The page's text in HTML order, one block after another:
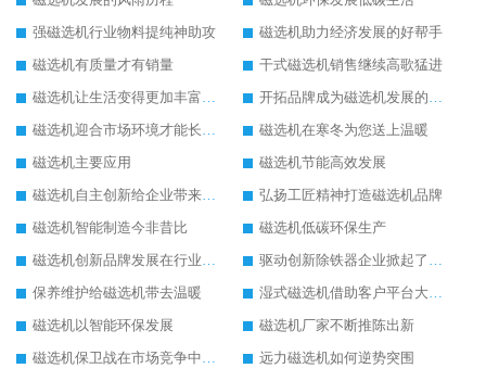
强磁选机行业物料提纯神助攻
磁选机助力经济发展的好帮手
磁选机有质量才有销量
干式磁选机销售继续高歌猛进
磁选机让生活变得更加丰富多彩
开拓品牌成为磁选机发展的有效武器
磁选机迎合市场环境才能长远发展
磁选机在寒冬为您送上温暖
磁选机主要应用
磁选机节能高效发展
磁选机自主创新给企业带来了阳光
弘扬工匠精神打造磁选机品牌
磁选机智能制造今非昔比
磁选机低碳环保生产
磁选机创新品牌发展在行业的顶端
驱动创新除铁器企业掀起了发展风暴
保养维护给磁选机带去温暖
湿式磁选机借助客户平台大放异彩
磁选机以智能环保发展
磁选机厂家不断推陈出新
磁选机保卫战在市场竞争中打响
远力磁选机如何逆势突围